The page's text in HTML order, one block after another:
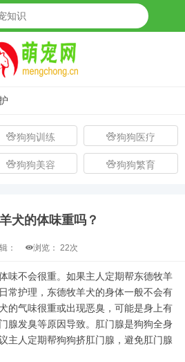
狗狗训练 狗狗医疗
狗狗美容 狗狗繁育
犬的体味重吗？
： 浏览： 22次
味不会很重。如果主人定期帮东德牧羊
常护理，东德牧羊犬的身体一般不会有
的气味很重或出现恶臭，可能是身上有
腺发臭等原因导致。肛门腺是狗狗全身
主人定期帮狗狗挤肛门腺，避免肛门腺